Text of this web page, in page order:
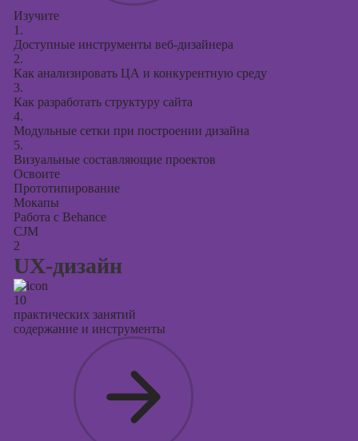
Изучите
1.
Доступные инструменты веб-дизайнера
2.
Как анализировать ЦА и конкурентную среду
3.
Как разработать структуру сайта
4.
Модульные сетки при построении дизайна
5.
Визуальные составляющие проектов
Освоите
Прототипирование
Мокапы
Работа с Behance
CJM
2
UX-дизайн
10
практических занятий
содержание и инструменты